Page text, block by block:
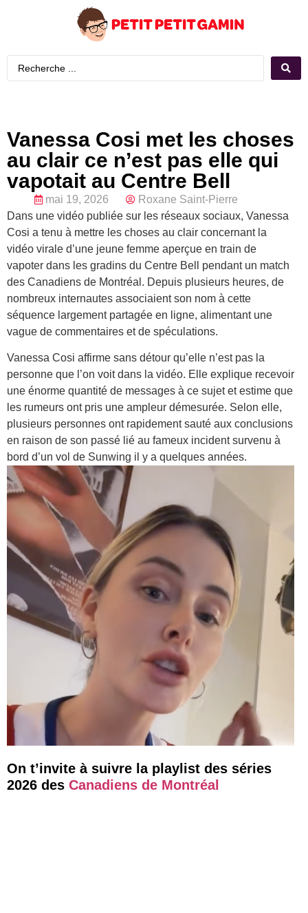
Vanessa Cosi met les choses
au clair ce n’est pas elle qui
vapotait au Centre Bell
mai 19, 2026
Roxane Saint-Pierre
Dans une vidéo publiée sur les réseaux sociaux, Vanessa
Cosi a tenu à mettre les choses au clair concernant la
vidéo virale d’une jeune femme aperçue en train de
vapoter dans les gradins du Centre Bell pendant un match
des Canadiens de Montréal. Depuis plusieurs heures, de
nombreux internautes associaient son nom à cette
séquence largement partagée en ligne, alimentant une
vague de commentaires et de spéculations.
Vanessa Cosi affirme sans détour qu’elle n’est pas la
personne que l’on voit dans la vidéo. Elle explique recevoir
une énorme quantité de messages à ce sujet et estime que
les rumeurs ont pris une ampleur démesurée. Selon elle,
plusieurs personnes ont rapidement sauté aux conclusions
en raison de son passé lié au fameux incident survenu à
bord d’un vol de Sunwing il y a quelques années.
On t’invite à suivre la playlist des séries
2026 des Canadiens de Montréal